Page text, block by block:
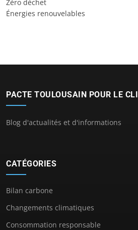
Zéro déchet
Énergies renouvelables
PACTE TOULOUSAIN POUR LE
Blog d'actualités et d'informations
CATÉGORIES
Bilan carbone
Changements climatiques
Consommation responsable